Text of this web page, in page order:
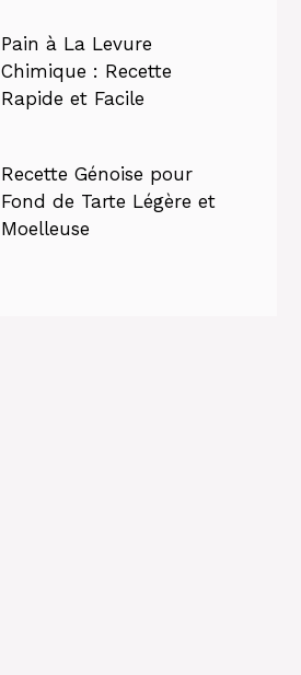
Pain à La Levure
Chimique : Recette
Rapide et Facile
Recette Génoise pour
Fond de Tarte Légère et
Moelleuse